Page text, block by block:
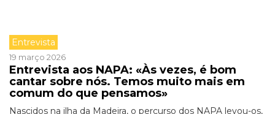
Entrevista
19 março 2026
Entrevista aos NAPA: «Às vezes, é bom
cantar sobre nós. Temos muito mais em
comum do que pensamos»
Nascidos na ilha da Madeira, o percurso dos NAPA levou-os,